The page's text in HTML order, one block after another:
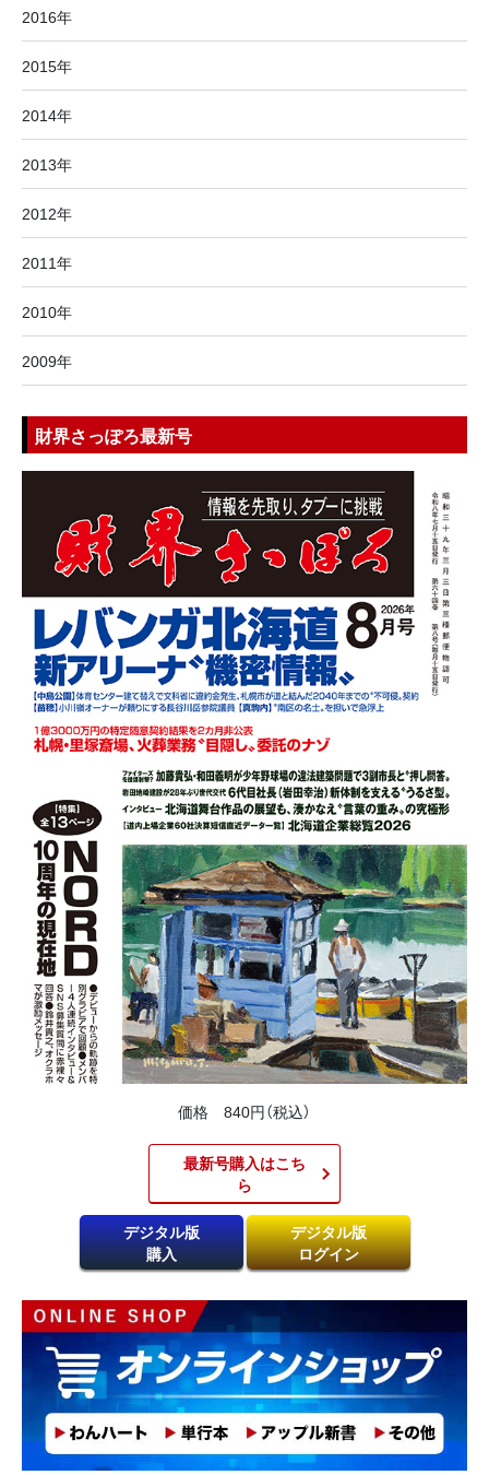
2016年
2015年
2014年
2013年
2012年
2011年
2010年
2009年
財界さっぽろ最新号
価格 840円（税込）
最新号購入はこち
ら​
デジタル版
購入
デジタル版
ログイン